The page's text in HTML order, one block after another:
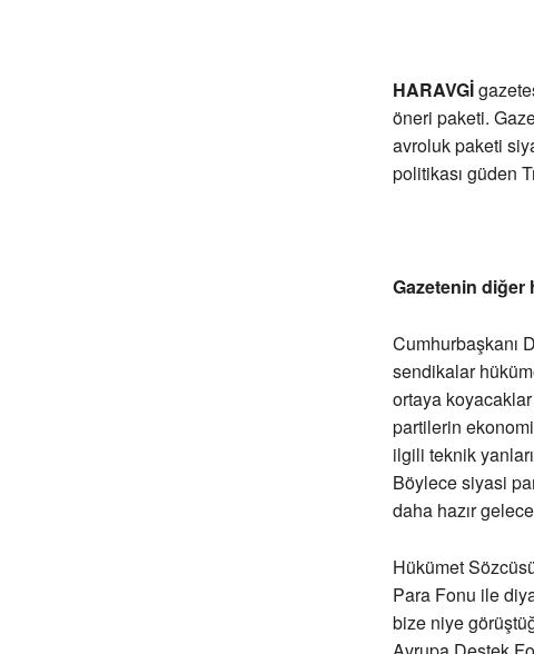
HARAVGİ
öneri paketi.
avroluk paketi
politikası güden
Gazetenin diğer
Cumhurbaşkanı
sendikalar
ortaya
partilerin
ilgili teknik
Böylece siyasi
daha hazır
Hükümet
Para Fonu ile
bize niye